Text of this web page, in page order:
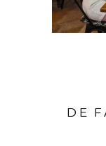
DE